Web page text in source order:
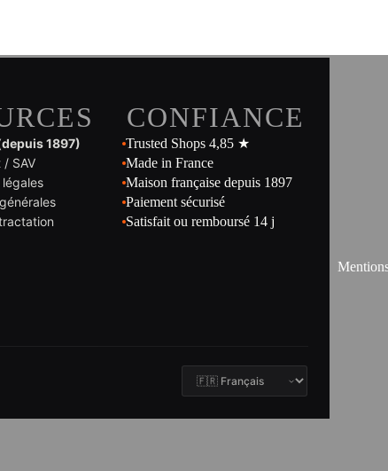
1897)
/ SAV
CONFIANCE
Trusted Shops 4,85 ★
Made in France
Maison française depuis 1897
Paiement sécurisé
Satisfait ou remboursé 14 j